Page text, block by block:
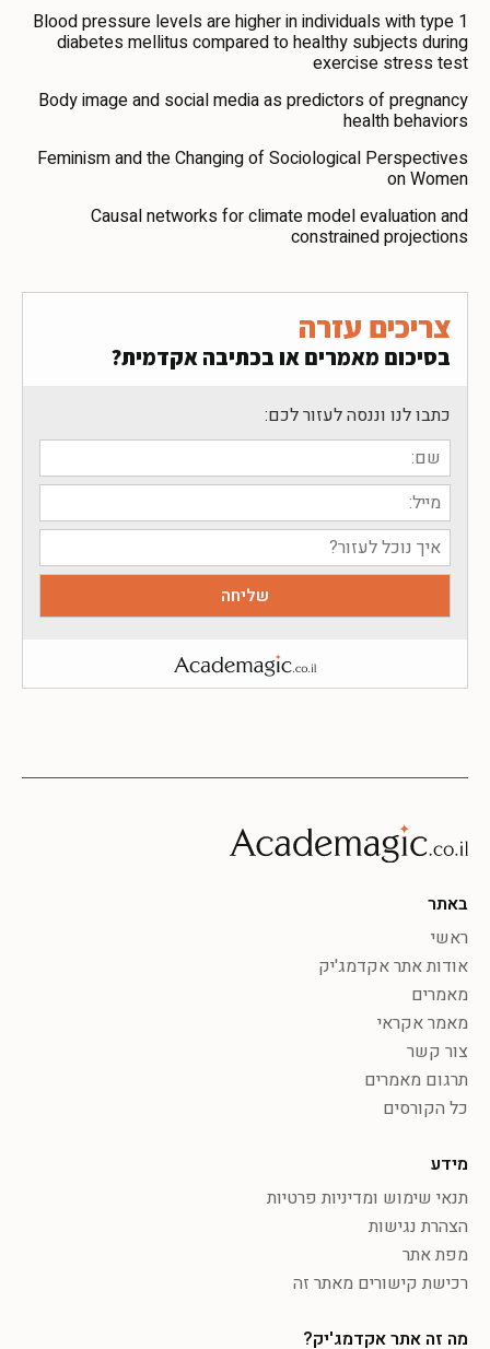
Blood pressure levels are higher in individuals with type 1
diabetes mellitus compared to healthy subjects during
exercise stress test
Body image and social media as predictors of pregnancy
health behaviors
Feminism and the Changing of Sociological Perspectives
on Women
Causal networks for climate model evaluation and
constrained projections
צריכים עזרה
בסיכום מאמרים או בכתיבה אקדמית?
כתבו לנו וננסה לעזור לכם:
באתר
ראשי
אודות אתר אקדמג'יק
מאמרים
מאמר אקראי
צור קשר
תרגום מאמרים
כל הקורסים
מידע
תנאי שימוש ומדיניות פרטיות
הצהרת נגישות
מפת אתר
רכישת קישורים מאתר זה
מה זה אתר אקדמג'יק?